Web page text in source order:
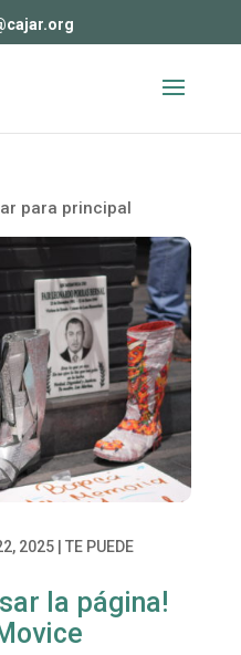
para principal
2025| TE PUEDE
la página!